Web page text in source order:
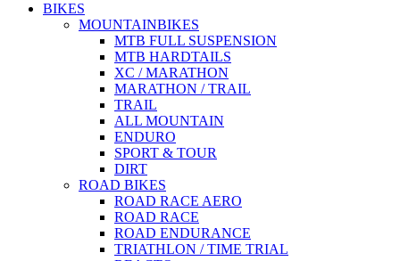
BIKES
MOUNTAINBIKES
MTB FULL SUSPENSION
MTB HARDTAILS
XC / MARATHON
MARATHON / TRAIL
TRAIL
ALL MOUNTAIN
ENDURO
SPORT & TOUR
DIRT
ROAD BIKES
ROAD RACE AERO
ROAD RACE
ROAD ENDURANCE
TRIATHLON / TIME TRIAL